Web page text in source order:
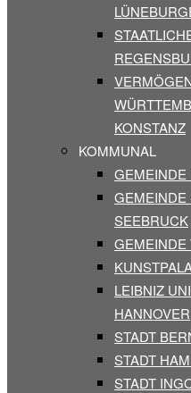
KONSTANZ
KOMMUNAL
GEMEINDE
GEMEINDE
SEEBRUCK
GEMEINDE
LEIBNIZ
HANNOVER
STADT
STADT
STADT